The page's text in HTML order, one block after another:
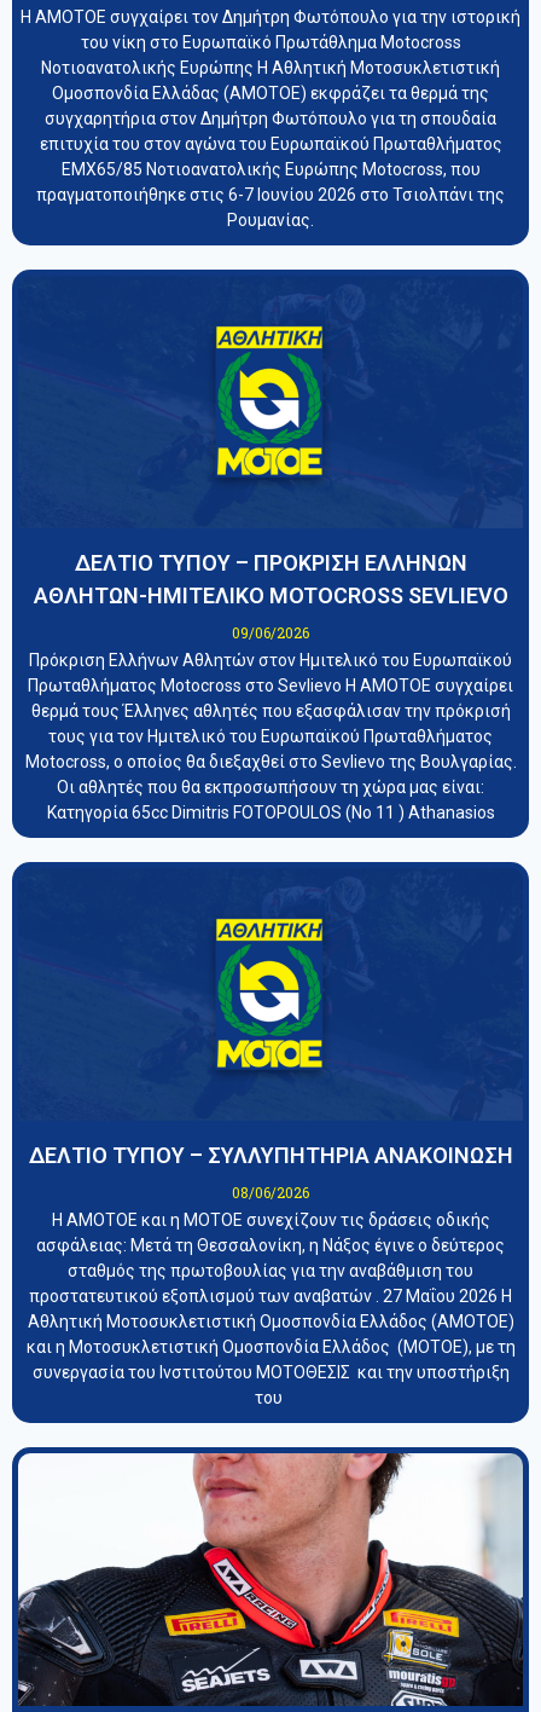
Η ΑΜΟΤΟΕ συγχαίρει τον Δημήτρη Φωτόπουλο για την ιστορική
του νίκη στο Ευρωπαϊκό Πρωτάθλημα Motocross
Νοτιοανατολικής Ευρώπης Η Αθλητική Μοτοσυκλετιστική
Ομοσπονδία Ελλάδας (ΑΜΟΤΟΕ) εκφράζει τα θερμά της
συγχαρητήρια στον Δημήτρη Φωτόπουλο για τη σπουδαία
επιτυχία του στον αγώνα του Ευρωπαϊκού Πρωταθλήματος
EMX65/85 Νοτιοανατολικής Ευρώπης Motocross, που
πραγματοποιήθηκε στις 6-7 Ιουνίου 2026 στο Τσιολπάνι της
Ρουμανίας.
ΔΕΛΤΙΟ ΤΥΠΟΥ – ΠΡΟΚΡΙΣΗ ΕΛΛΗΝΩΝ
ΑΘΛΗΤΩΝ-ΗΜΙΤΕΛΙΚΟ MOTOCROSS SEVLIEVO
09/06/2026
Πρόκριση Ελλήνων Αθλητών στον Ημιτελικό του Ευρωπαϊκού
Πρωταθλήματος Motocross στο Sevlievo Η ΑΜΟΤΟΕ συγχαίρει
θερμά τους Έλληνες αθλητές που εξασφάλισαν την πρόκρισή
τους για τον Ημιτελικό του Ευρωπαϊκού Πρωταθλήματος
Motocross, ο οποίος θα διεξαχθεί στο Sevlievo της Βουλγαρίας.
Οι αθλητές που θα εκπροσωπήσουν τη χώρα μας είναι:
Κατηγορία 65cc Dimitris FOTOPOULOS (Νο 11 ) Athanasios
ΔΕΛΤΙΟ ΤΥΠΟΥ – ΣΥΛΛΥΠΗΤΗΡΙΑ ΑΝΑΚΟΙΝΩΣΗ
08/06/2026
Η ΑΜΟΤΟΕ και η ΜΟΤΟΕ συνεχίζουν τις δράσεις οδικής
ασφάλειας: Μετά τη Θεσσαλονίκη, η Νάξος έγινε ο δεύτερος
σταθμός της πρωτοβουλίας για την αναβάθμιση του
προστατευτικού εξοπλισμού των αναβατών . 27 Μαΐου 2026 Η
Αθλητική Μοτοσυκλετιστική Ομοσπονδία Ελλάδος (ΑΜΟΤΟΕ)
και η Μοτοσυκλετιστική Ομοσπονδία Ελλάδος (ΜΟΤΟΕ), με τη
συνεργασία του Ινστιτούτου ΜΟΤΟΘΕΣΙΣ και την υποστήριξη
του